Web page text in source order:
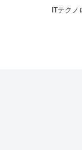
ITテク